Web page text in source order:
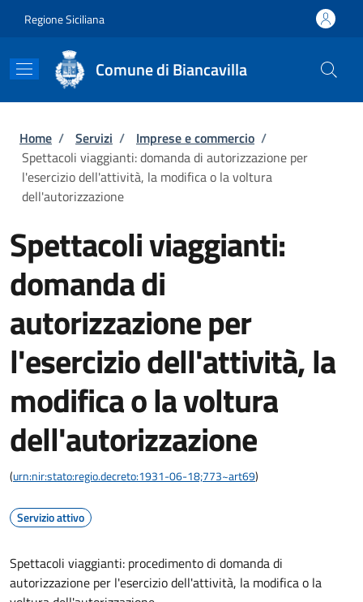
Regione Siciliana
Comune di Biancavilla
Briciole di pane
Home / Servizi / Imprese e commercio /
Spettacoli viaggianti: domanda di autorizzazione per
l'esercizio dell'attività, la modifica o la voltura
dell'autorizzazione
Spettacoli viaggianti:
domanda di
autorizzazione per
l'esercizio dell'attività, la
modifica o la voltura
dell'autorizzazione
(urn:nir:stato:regio.decreto:1931-06-18;773~art69)
Servizio attivo
Spettacoli viaggianti: procedimento di domanda di
autorizzazione per l'esercizio dell'attività, la modifica o la